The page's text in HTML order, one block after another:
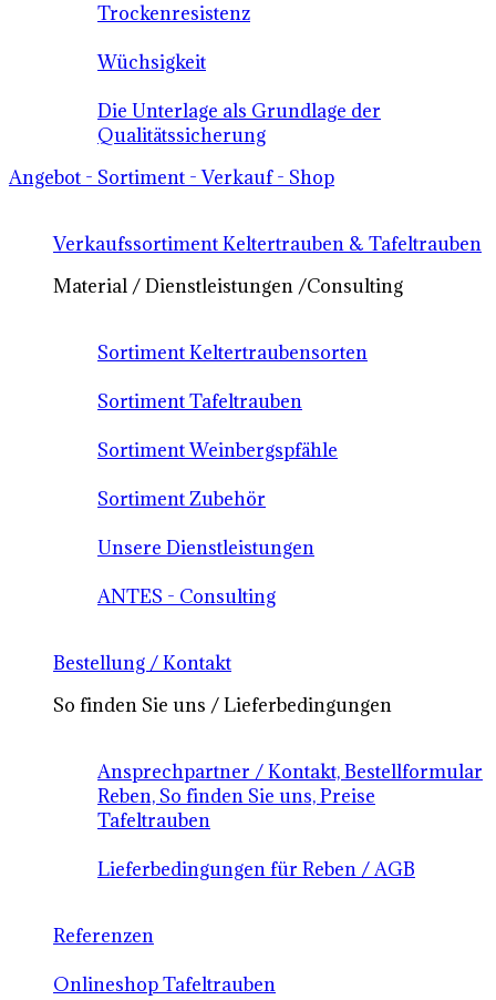
Trockenresistenz
Wüchsigkeit
Die Unterlage als Grundlage der
Qualitätssicherung
Angebot - Sortiment - Verkauf - Shop
Verkaufssortiment Keltertrauben & Tafeltrauben
Material / Dienstleistungen /Consulting
Sortiment Keltertraubensorten
Sortiment Tafeltrauben
Sortiment Weinbergspfähle
Sortiment Zubehör
Unsere Dienstleistungen
ANTES - Consulting
Bestellung / Kontakt
So finden Sie uns / Lieferbedingungen
Ansprechpartner / Kontakt, Bestellformular
Reben, So finden Sie uns, Preise
Tafeltrauben
Lieferbedingungen für Reben / AGB
Referenzen
Onlineshop Tafeltrauben